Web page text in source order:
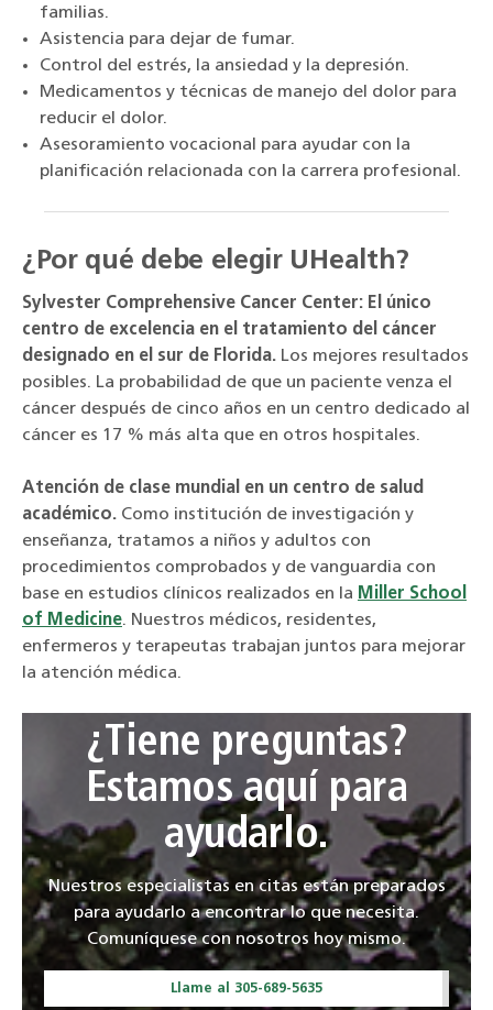
familias.
Asistencia para dejar de fumar.
Control del estrés, la ansiedad y la depresión.
Medicamentos y técnicas de manejo del dolor para
reducir el dolor.
Asesoramiento vocacional para ayudar con la
planificación relacionada con la carrera profesional.
¿Por qué debe elegir UHealth?
Sylvester Comprehensive Cancer Center: El único
centro de excelencia en el tratamiento del cáncer
designado en el sur de Florida. Los mejores resultados
posibles. La probabilidad de que un paciente venza el
cáncer después de cinco años en un centro dedicado al
cáncer es 17 % más alta que en otros hospitales.
Atención de clase mundial en un centro de salud
académico. Como institución de investigación y
enseñanza, tratamos a niños y adultos con
procedimientos comprobados y de vanguardia con
base en estudios clínicos realizados en la Miller School
of Medicine. Nuestros médicos, residentes,
enfermeros y terapeutas trabajan juntos para mejorar
la atención médica.
¿Tiene preguntas?
Estamos aquí para
ayudarlo.
Nuestros especialistas en citas están preparados
para ayudarlo a encontrar lo que necesita.
Comuníquese con nosotros hoy mismo.
Llame al 305-689-5635